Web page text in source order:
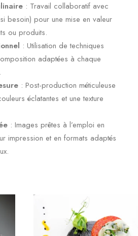
: Travail collaboratif avec
besoin) pour une mise en valeur
ou produits.
: Utilisation de techniques
adaptées à chaque
: Post-production méticuleuse
éclatantes et une texture
: Images prêtes à l’emploi en
impression et en formats adaptés